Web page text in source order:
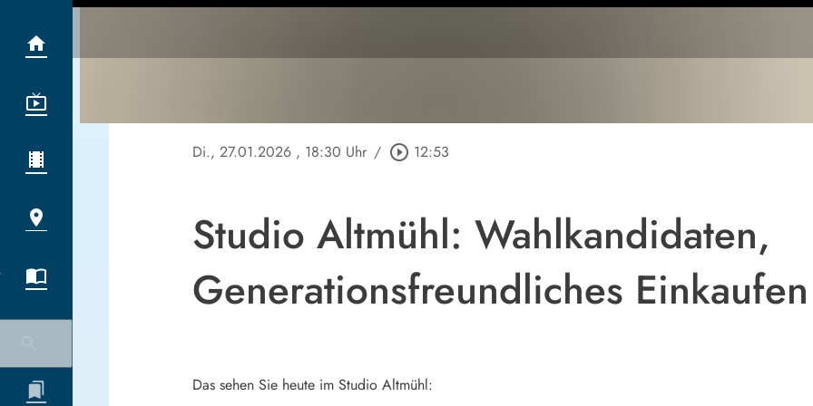
Di., 27.01.2026 , 18:30 Uhr / play_circle_outline 12:53
Studio Altmühl: Wahlkandidaten,
Generationsfreundliches
Das sehen Sie heute im Studio Altmühl: